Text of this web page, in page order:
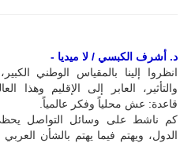
د. أشرف الكبسي / لا ميديا -
انظروا إلينا بالمقياس الوطني
والتأثير، العابر إلى الإقليم وهذا
قاعدة: عش محلياً وفكر عالمياً.
كم ناشط على وسائل التواصل
الدول، ويهتم فيما يهتم بالشأن العربي